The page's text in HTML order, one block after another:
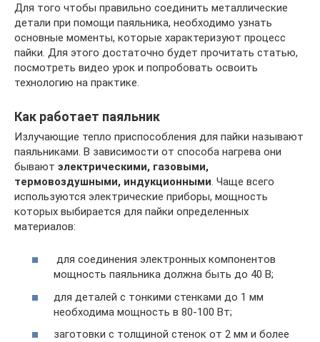
Для того чтобы правильно соединить металлические
детали при помощи паяльника, необходимо узнать
основные моменты, которые характеризуют процесс
пайки. Для этого достаточно будет прочитать статью,
посмотреть видео урок и попробовать освоить
технологию на практике.
Как работает паяльник
Излучающие тепло приспособления для пайки называют
паяльниками. В зависимости от способа нагрева они
бывают электрическими, газовыми,
термовоздушными, индукционными . Чаще всего
используются электрические приборы, мощность
которых выбирается для пайки определенных
материалов:
для соединения электронных компонентов
мощность паяльника должна быть до 40 В;
для деталей с тонкими стенками до 1 мм
необходима мощность в 80-100 Вт;
заготовки с толщиной стенок от 2 мм и более